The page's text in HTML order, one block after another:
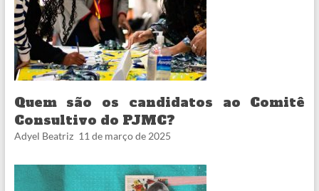
Quem são os candidatos ao Comitê
Consultivo do PJMC?
Adyel Beatriz 11 de março de 2025